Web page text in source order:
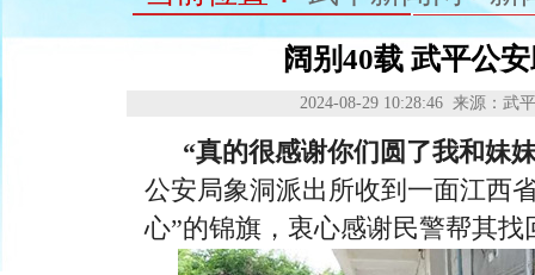
阔别40载 武平公
2024-08-29 10:28:46 来源：武
“真的很感谢你们圆了我和妹
公安局象洞派出所收到一面江西
心”的锦旗，衷心感谢民警帮其